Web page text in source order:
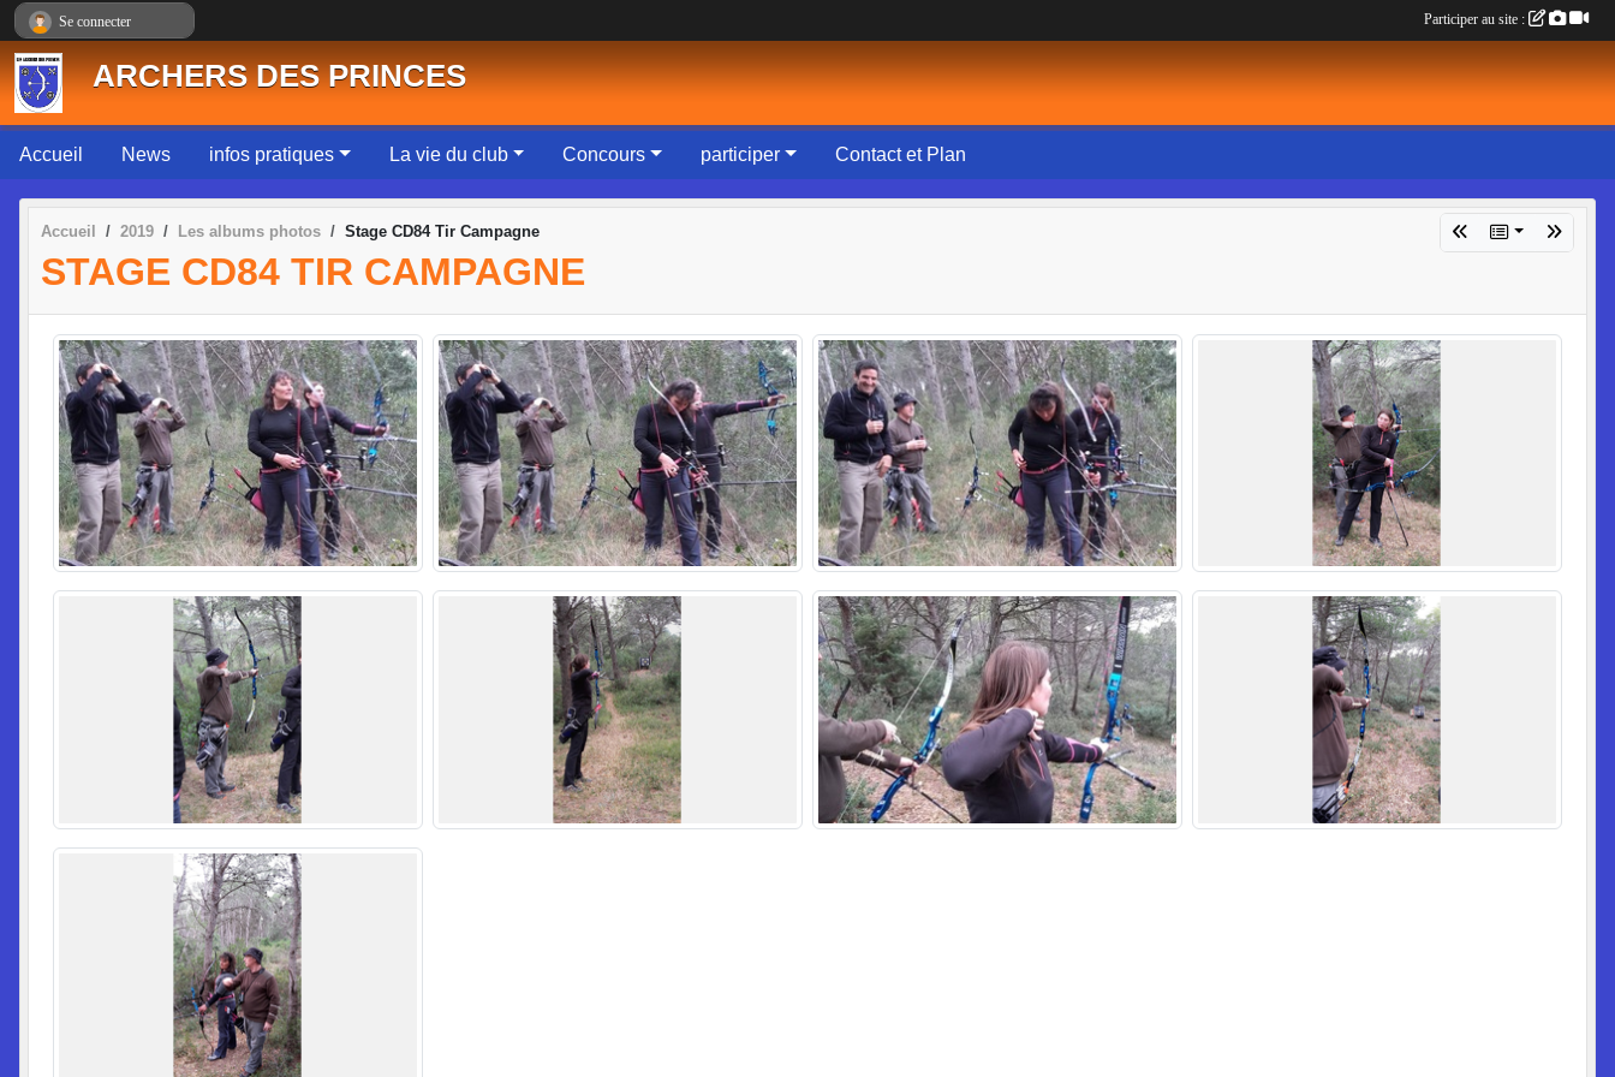
ARCHERS DES PRINCES
Accueil News infos pratiques La vie du club Concours participer Contact et Plan
Accueil 2019 Les albums photos Stage CD84 Tir Campagne
STAGE CD84 TIR CAMPAGNE
Se connecter Participer au site :
Panneau de gestion des cookies